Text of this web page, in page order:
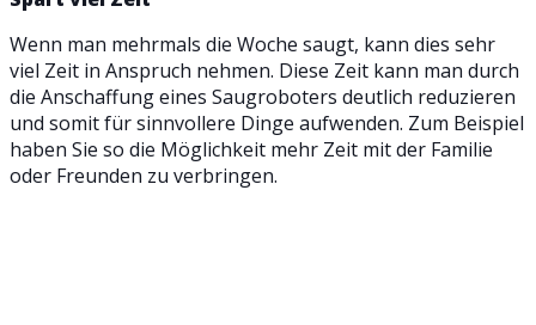
Wenn man mehrmals die Woche saugt, kann dies sehr
viel Zeit in Anspruch nehmen. Diese Zeit kann man durch
die Anschaffung eines Saugroboters deutlich reduzieren
und somit für sinnvollere Dinge aufwenden. Zum Beispiel
haben Sie so die Möglichkeit mehr Zeit mit der Familie
oder Freunden zu verbringen.